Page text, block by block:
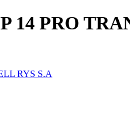
14 PRO
RYS S.A